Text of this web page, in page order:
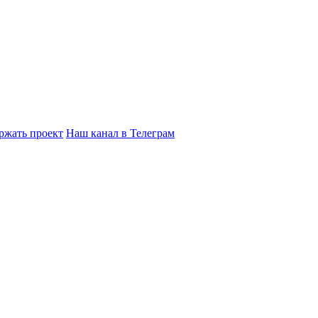
проект Наш канал в Телеграм